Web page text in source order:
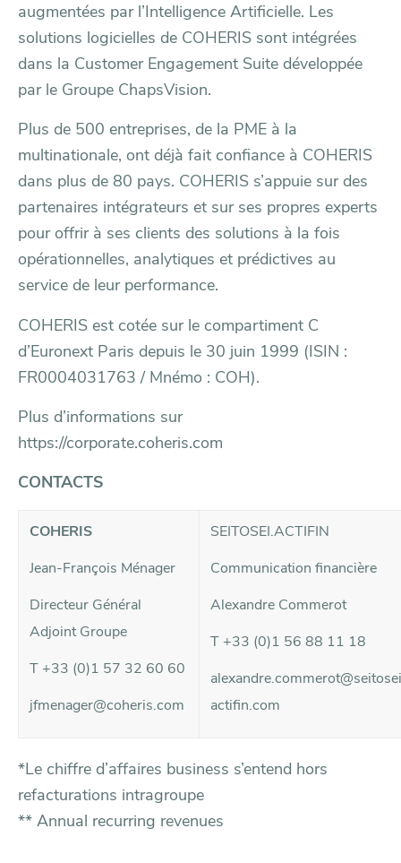
augmentées par l’Intelligence Artificielle. Les
solutions logicielles de COHERIS sont intégrées
dans la Customer Engagement Suite développée
par le Groupe ChapsVision.
Plus de 500 entreprises, de la PME à la
multinationale, ont déjà fait confiance à COHERIS
dans plus de 80 pays. COHERIS s’appuie sur des
partenaires intégrateurs et sur ses propres experts
pour offrir à ses clients des solutions à la fois
opérationnelles, analytiques et prédictives au
service de leur performance.
COHERIS est cotée sur le compartiment C
d’Euronext Paris depuis le 30 juin 1999 (ISIN :
FR0004031763 / Mnémo : COH).
Plus d’informations sur
https://corporate.coheris.com
CONTACTS
COHERIS
Jean-François Ménager
Directeur Général
Adjoint Groupe
T +33 (0)1 57 32 60 60
jfmenager@coheris.com
SEITOSEI.ACTIFIN
Communication financière
Alexandre Commerot
T +33 (0)1 56 88 11 18
actifin.com
*Le chiffre d’affaires business s’entend hors
refacturations intragroupe
** Annual recurring revenues